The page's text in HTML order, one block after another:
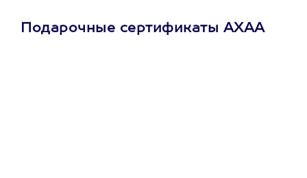
Подарочные сертификаты АХАА